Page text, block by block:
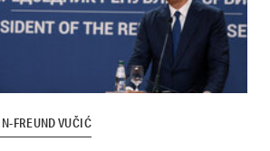
FREUND VUČIĆ